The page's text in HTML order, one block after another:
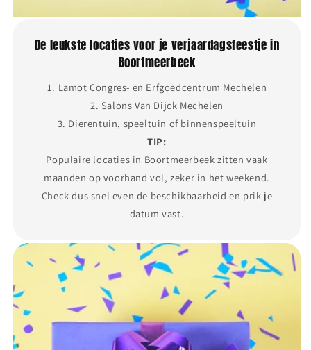
De leukste locaties voor je verjaardagsfeestje in
Boortmeerbeek
1. Lamot Congres- en Erfgoedcentrum Mechelen
2. Salons Van Dijck Mechelen
3. Dierentuin, speeltuin of binnenspeeltuin
TIP:
Populaire locaties in Boortmeerbeek zitten vaak
maanden op voorhand vol, zeker in het weekend.
Check dus snel even de beschikbaarheid en prik je
datum vast.